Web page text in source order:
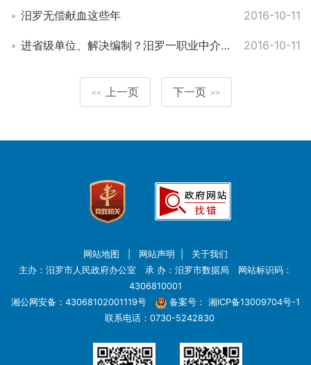
汨罗无偿献血这些年 2016-10-11
进省级单位、解决编制？汨罗一职业中介老板诈骗48万获刑7年 2016-10-11
<< 上一页 下一页 >>
网站地图 网站声明
关于我们
主办：汨罗市人民政府办公室 承 办：汨罗市数据局 网站标识码：
4306810001
湘公网安备：43068102001119号
备案号： 湘ICP备13009704号-1
联系电话：0730-5242830